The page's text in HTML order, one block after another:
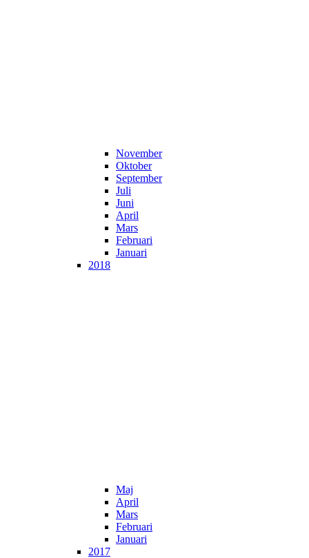
November
Oktober
September
Juli
Juni
April
Mars
Februari
Januari
2018
Maj
April
Mars
Februari
Januari
2017